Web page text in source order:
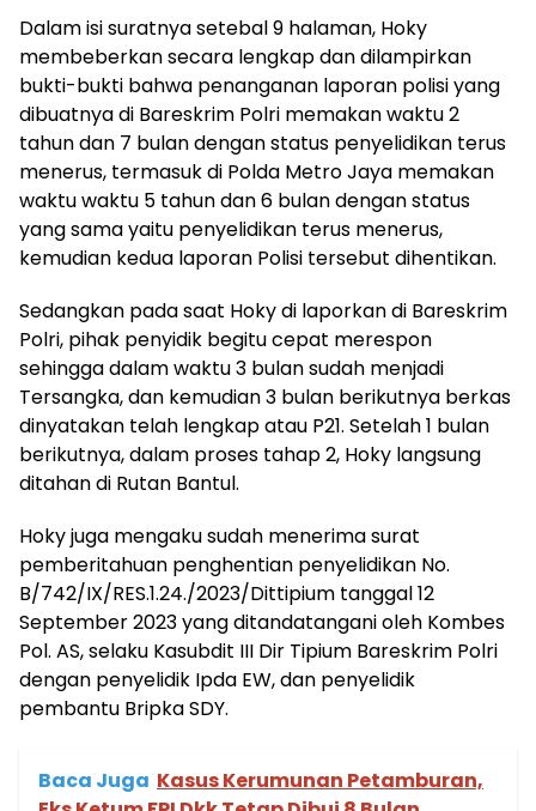
Dalam isi suratnya setebal 9 halaman, Hoky
membeberkan secara lengkap dan dilampirkan
bukti-bukti bahwa penanganan laporan polisi yang
dibuatnya di Bareskrim Polri memakan waktu 2
tahun dan 7 bulan dengan status penyelidikan terus
menerus, termasuk di Polda Metro Jaya memakan
waktu waktu 5 tahun dan 6 bulan dengan status
yang sama yaitu penyelidikan terus menerus,
kemudian kedua laporan Polisi tersebut dihentikan.
Sedangkan pada saat Hoky di laporkan di Bareskrim
Polri, pihak penyidik begitu cepat merespon
sehingga dalam waktu 3 bulan sudah menjadi
Tersangka, dan kemudian 3 bulan berikutnya berkas
dinyatakan telah lengkap atau P21. Setelah 1 bulan
berikutnya, dalam proses tahap 2, Hoky langsung
ditahan di Rutan Bantul.
Hoky juga mengaku sudah menerima surat
pemberitahuan penghentian penyelidikan No.
B/742/IX/RES.1.24./2023/Dittipium tanggal 12
September 2023 yang ditandatangani oleh Kombes
Pol. AS, selaku Kasubdit III Dir Tipium Bareskrim Polri
dengan penyelidik Ipda EW, dan penyelidik
pembantu Bripka SDY.
Baca Juga Kasus Kerumunan Petamburan,